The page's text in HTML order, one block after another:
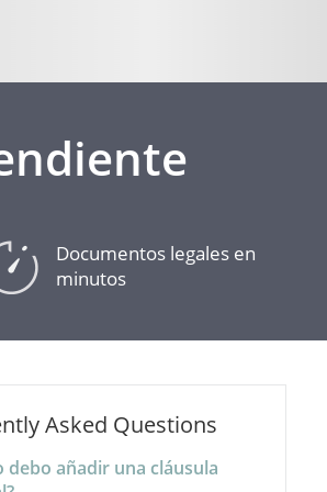
Documentos legales en
minutos
Asked Questions
debo añadir una cláusula